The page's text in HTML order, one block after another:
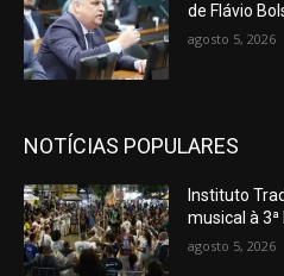
de Flávio
agosto 5, 2026
NOTÍCIAS POPULARES
Instituto
musical à 3ª
agosto 5, 2026